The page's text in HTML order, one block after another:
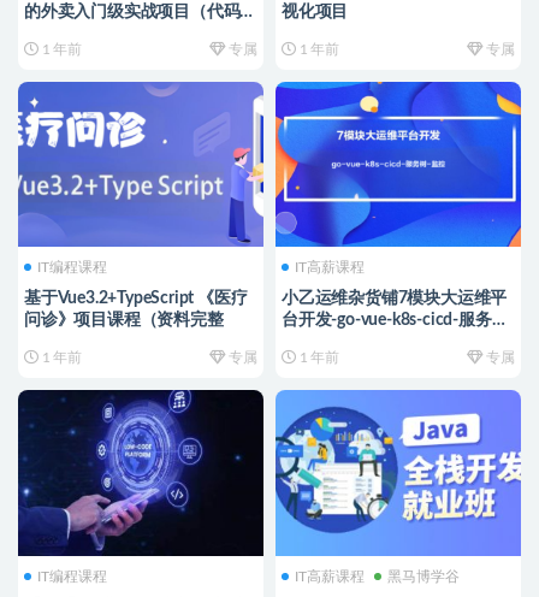
的外卖入门级实战项目（代码、
1 年前 专属
视化项目
1 年前 专属
IT编程课程
基于Vue3.2+TypeScript 《医疗
问诊》项目课程（资料完整
1 年前 专属
IT高薪课程
小乙运维杂货铺7模块大运维平
台开发-go-vue-k8s-cicd-服务树-
1 年前 专属
IT编程课程 IT高薪课程 黑马博学谷